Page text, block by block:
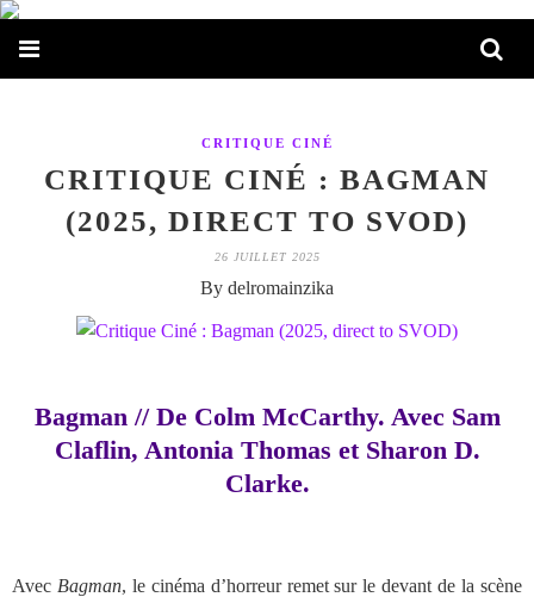
CRITIQUE CINÉ
CRITIQUE CINÉ : BAGMAN
(2025, DIRECT TO SVOD)
26 JUILLET 2025
By delromainzika
Bagman // De Colm McCarthy. Avec Sam
Claflin, Antonia Thomas et Sharon D.
Clarke.
Avec Bagman, le cinéma d’horreur remet sur le devant de la scène